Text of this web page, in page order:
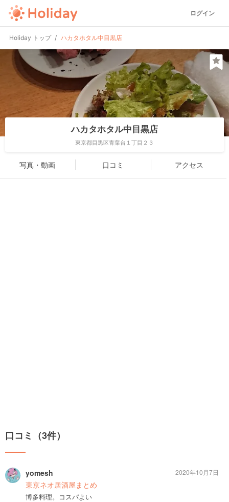
ログイン
Holiday トップ ハカタホタル中目黒店
ハカタホタル中目黒店
東京都目黒区青葉台１丁目２３
写真・動画 口コミ アクセス
口コミ（3件）
yomesh
東京ネオ居酒屋まとめ
博多料理。コスパよい
2020年10月7日